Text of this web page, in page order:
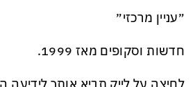
״עניין מרכזי״
חדשות וסקופים מאז 1999.